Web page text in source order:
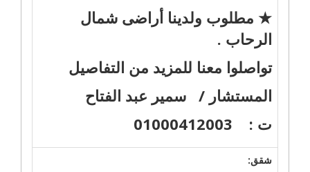
★ مطلوب ولدينا أراضى شمال
الرحاب .
تواصلوا معنا للمزيد من التفاصيل
المستشار / سمير عبد الفتاح
ت : 01000412003
شقق: